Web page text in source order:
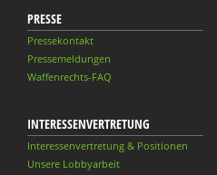
PRESSE
Pressekontakt
Pressemeldungen
Waffenrechts-FAQ
INTERESSENVERTRETUNG
Interessenvertretung & Positionen
Unsere Lobbyarbeit